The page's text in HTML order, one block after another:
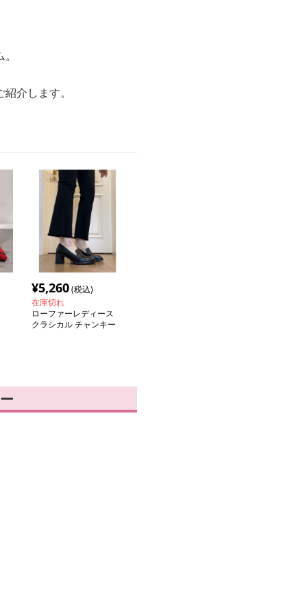
介します。
¥5,260(税込)
在庫切れ
ローファーレディース
クラシカル チャンキー